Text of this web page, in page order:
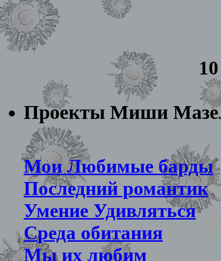
Проекты Миши
Мои Любимые барды
Последний романтик
Умение Удивляться
Среда обитания
Мы их любим